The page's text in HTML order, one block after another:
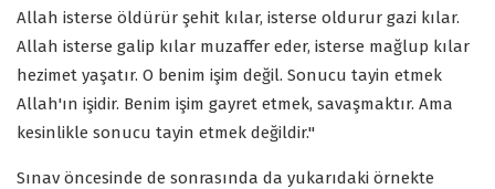
Allah isterse öldürür şehit kılar, isterse oldurur gazi kılar.
Allah isterse galip kılar muzaffer eder, isterse mağlup kılar
hezimet yaşatır. O benim işim değil. Sonucu tayin etmek
Allah'ın işidir. Benim işim gayret etmek, savaşmaktır. Ama
kesinlikle sonucu tayin etmek değildir."
Sınav öncesinde de sonrasında da yukarıdaki örnekte